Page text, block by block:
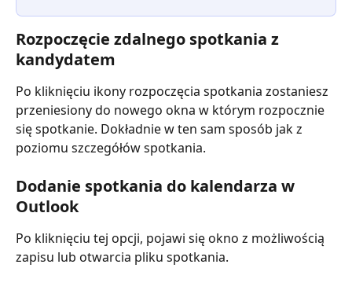
Rozpoczęcie zdalnego spotkania z
kandydatem
Po kliknięciu ikony rozpoczęcia spotkania zostaniesz
przeniesiony do nowego okna w którym rozpocznie
się spotkanie. Dokładnie w ten sam sposób jak z
poziomu szczegółów spotkania.
Dodanie spotkania do kalendarza w
Outlook
Po kliknięciu tej opcji, pojawi się okno z możliwością
zapisu lub otwarcia pliku spotkania.